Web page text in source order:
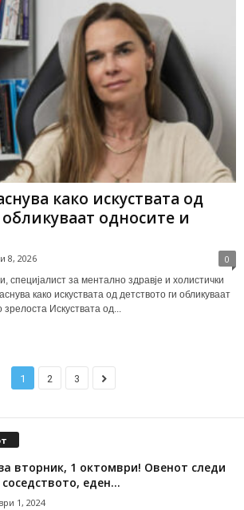
како искуствата од
односите и
8, 2026 0
за ментално здравје и холистички
како искуствата од детството ги обликуваат
Искуствата од...
1 2 3
вторник, 1 октомври! Овенот следи
еден...
1, 2024